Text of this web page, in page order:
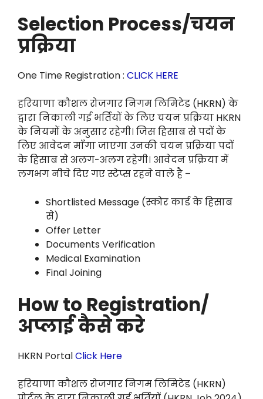
Selection Process/चयन
प्रक्रिया
One Time Registration : CLICK HERE
हरियाणा कौशल रोजगार निगम लिमिटेड (HKRN) के
द्वारा निकाली गई भर्तियों के लिए चयन प्रक्रिया HKRN
के नियमों के अनुसार रहेगी। जिस हिसाब से पदों के
लिए आवेदन माँगा जाएगा उनकी चयन प्रक्रिया पदों
के हिसाब से अलग-अलग रहेगी। आवेदन प्रक्रिया में
लगभग नीचे दिए गए स्टेप्स रहने वाले है –
Shortlisted Message (स्कोर कार्ड के हिसाब
से)
Offer Letter
Documents Verification
Medical Examination
Final Joining
How to Registration/
अप्लाई कैसे करे
HKRN PortalClick Here
हरियाणा कौशल रोजगार निगम लिमिटेड (HKRN)